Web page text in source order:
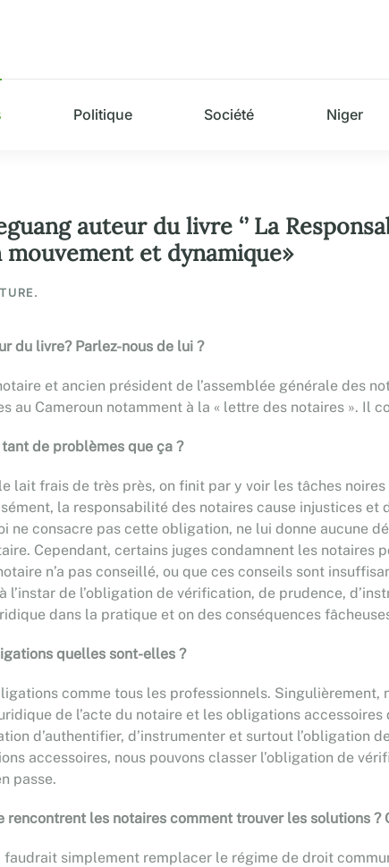
Politique Société Niger
auteur du livre ‘’ La
et dynamique»
du livre? Parlez-nous de lui ?
et ancien président de l’assemblée générale des
au Cameroun notamment à la « lettre des notaires ». Il
de problèmes que ça ?
lait frais de très près, on finit par y voir les tâches
la responsabilité des notaires cause injustices
ne consacre pas cette obligation, ne lui donne aucune
Cependant, certains juges condamnent les notaires
n’a pas conseillé, ou que ces conseils sont
de l’obligation de vérification, de prudence,
dans la pratique et on des conséquences
quelles sont-elles ?
comme tous les professionnels.
de l’acte du notaire et les obligations
d’authentifier, d’instrumenter et surtout l’obligation
accessoires, nous pouvons classer l’obligation de
passe.
les notaires comment trouver les solutions ?
faudrait simplement remplacer le régime de droit